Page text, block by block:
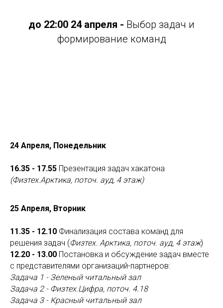
до 22:00 24 апреля - Выбор задач и
формирование команд
24 Апреля, Понедельник
16.35 - 17.55 Презентация задач хакатона
(Физтех.Арктика, поточ. ауд, 4 этаж)
25 Апреля, Вторник
11.35 - 12.10 Финализация состава команд для
решения задач (Физтех. Арктика, поточ. ауд, 4 этаж)
12.20 - 13.00 Постановка и обсуждение задач вместе
с представителями организаций-партнеров:
Задача 1 - Зеленый читальный зал
Задача 2 - Физтех.Цифра, поточ. 4.18
Задача 3 - Красный читальный зал